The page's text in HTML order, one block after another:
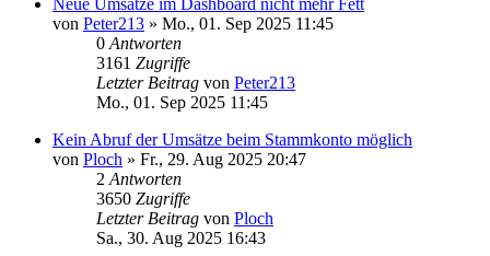
von Peter213 » Mo., 01. Sep 2025 11:45
0 Antworten
3161 Zugriffe
Letzter Beitrag von Peter213
Mo., 01. Sep 2025 11:45
Kein Abruf der Umsätze beim Stammkonto möglich
von Ploch » Fr., 29. Aug 2025 20:47
2 Antworten
3650 Zugriffe
Letzter Beitrag von Ploch
Sa., 30. Aug 2025 16:43